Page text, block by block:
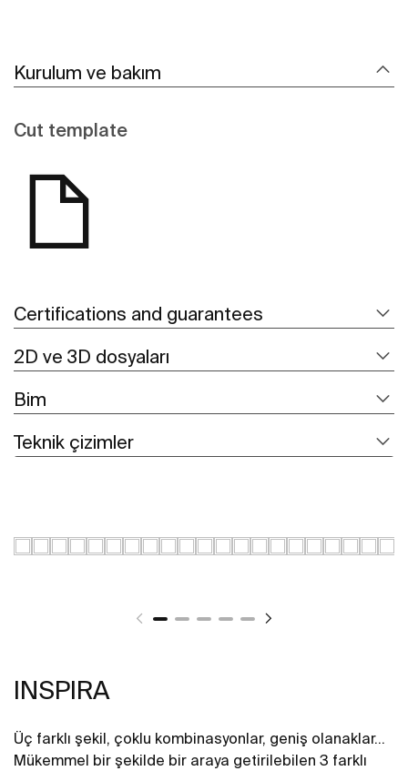
Kurulum ve bakım
Cut template
Certifications and guarantees
2D ve 3D dosyaları
Bim
Teknik çizimler
INSPIRA
Üç farklı şekil, çoklu kombinasyonlar, geniş olanaklar...
Mükemmel bir şekilde bir araya getirilebilen 3 farklı